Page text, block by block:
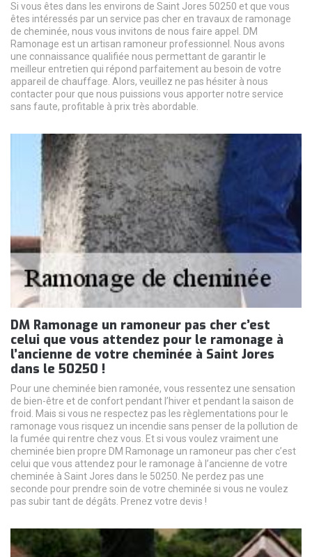
Si vous êtes dans les environs de Saint Jores 50250 et que vous
êtes intéressés par un service pas cher en travaux de ramonage
de cheminée, nous vous invitons de nous faire appel. DM
Ramonage est un artisan ramoneur professionnel. Nous avons
une connaissance qualifiée nous permettant de garantir le
meilleur entretien qui répond parfaitement au besoin de votre
appareil de chauffage. Alors, veuillez ne pas hésiter à nous
contacter pour que nous puissions vous apporter notre service
sans faute, profitable à prix très abordable.
DM Ramonage un ramoneur pas cher c’est
celui que vous attendez pour le ramonage à
l’ancienne de votre cheminée à Saint Jores
dans le 50250 !
Pour une cheminée bien ramonée, vous ressentez une sensation
de bien-être et de confort pendant l’hiver et pendant la saison de
froid. Mais si vous ne respectez pas les règlementations pour le
ramonage vous risquez un incendie sans penser de la pollution de
la fumée qui rentre chez vous. Et si vous voulez vraiment une
cheminée bien propre DM Ramonage un ramoneur pas cher c’est
celui que vous attendez pour le ramonage à l’ancienne de votre
cheminée à Saint Jores dans le 50250. Ne perdez pas une
seconde pour prendre soin de votre cheminée si vous ne voulez
pas subir tant de dégâts. Prenez votre devis !